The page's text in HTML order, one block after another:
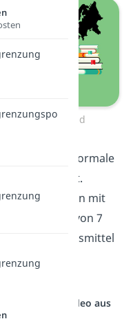
Deutschland
beträgt der normale
19 Prozent.
werden mit
Steuersatz von 7
z.B. Lebensmittel
sind
Hier ein Video aus
Bereich